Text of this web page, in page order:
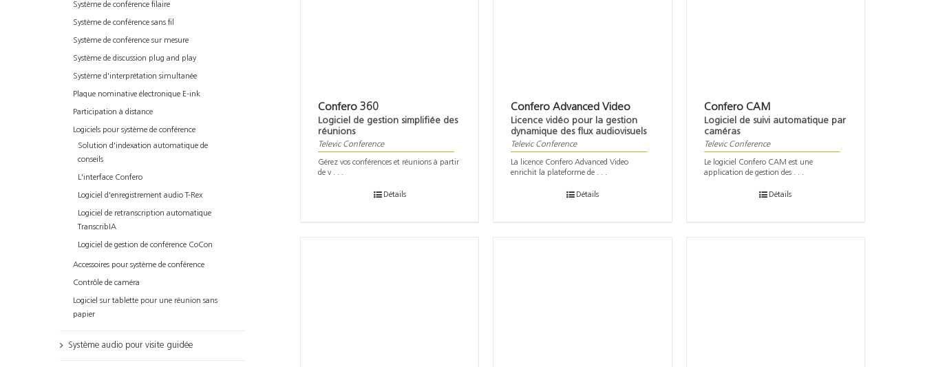
Confero 360
Logiciel de gestion simplifiée des
réunions
Televic Conference
Gérez vos conférences et réunions à partir
de v . . .
Détails
Confero Advanced Video
Licence vidéo pour la gestion
dynamique des flux audiovisuels
Televic Conference
La licence Confero Advanced Video
enrichit la plateforme de . . .
Détails
Confero CAM
Logiciel de suivi automatique par
caméras
Televic Conference
Le logiciel Confero CAM est une
application de gestion des . . .
Détails
Système de conférence filaire
Système de conférence sans fil
Système de conférence sur mesure
Système de discussion plug and play
Système d'interprétation simultanée
Plaque nominative électronique E-ink
Participation à distance
Logiciels pour système de conférence
Solution d'indexation automatique de
conseils
L'interface Confero
Logiciel d'enregistrement audio T-Rex
Logiciel de retranscription automatique
TranscribIA
Logiciel de gestion de conférence CoCon
Accessoires pour système de conférence
Contrôle de caméra
Logiciel sur tablette pour une réunion sans
papier
Système audio pour visite guidée